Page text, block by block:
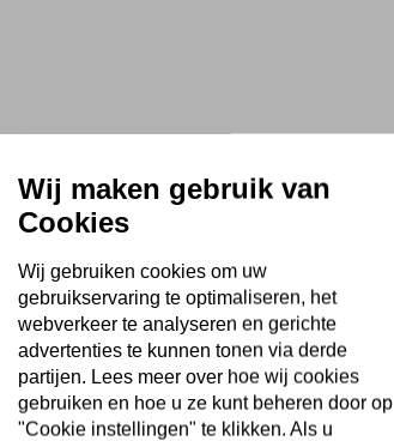
Wij maken gebruik van
Cookies
Wij gebruiken cookies om uw
gebruikservaring te optimaliseren, het
webverkeer te analyseren en gerichte
advertenties te kunnen tonen via derde
partijen. Lees meer over hoe wij cookies
gebruiken en hoe u ze kunt beheren door op
"Cookie instellingen" te klikken. Als u